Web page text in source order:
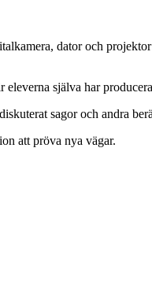
dator och
själva har
sagor och andra
att pröva nya vägar.